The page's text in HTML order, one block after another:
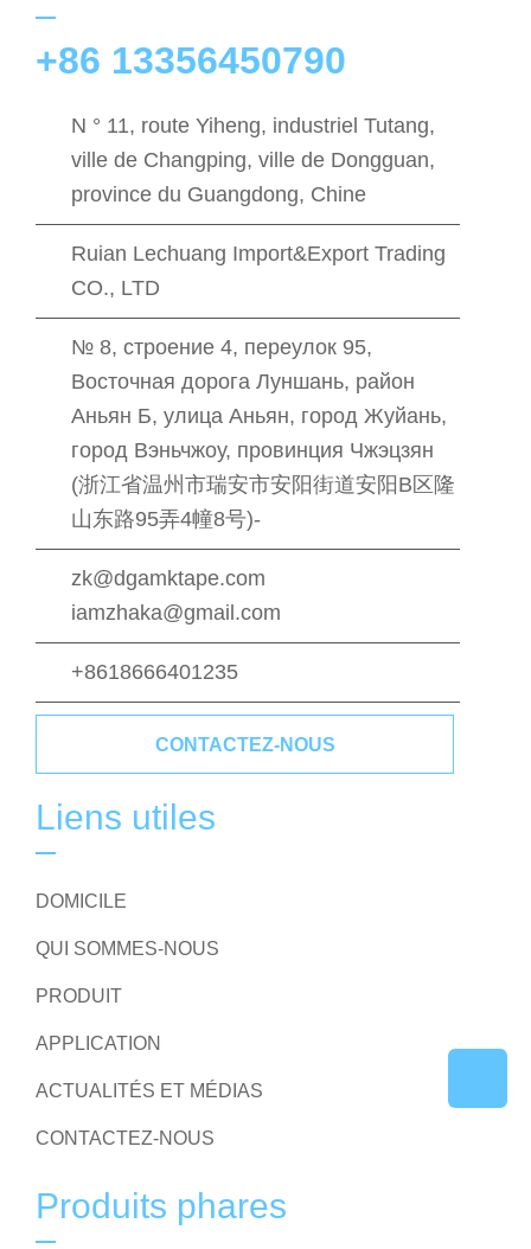
+86 13356450790
N ° 11, route Yiheng, industriel Tutang,
ville de Changping, ville de Dongguan,
province du Guangdong, Chine
Ruian Lechuang Import&Export Trading
CO., LTD
№ 8, строение 4, переулок 95,
Восточная дорога Луншань, район
Аньян Б, улица Аньян, город Жуйань,
город Вэньчжоу, провинция Чжэцзян
(浙江省温州市瑞安市安阳街道安阳B区隆
山东路95弄4幢8号)-
zk@dgamktape.com
iamzhaka@gmail.com
+8618666401235
CONTACTEZ-NOUS
Liens utiles
DOMICILE
QUI SOMMES-NOUS
PRODUIT
APPLICATION
ACTUALITÉS ET MÉDIAS
CONTACTEZ-NOUS
Produits phares